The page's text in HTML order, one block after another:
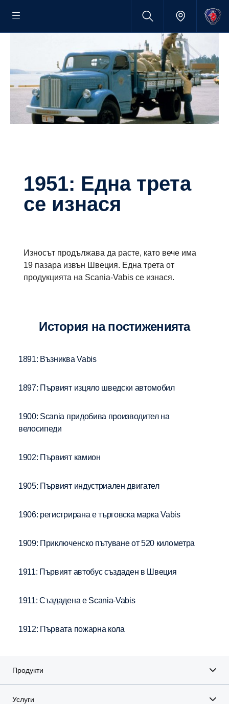
1951: Една трета
се изнася
Износът продължава да расте, като вече има
19 пазара извън Швеция. Една трета от
продукцията на Scania-Vabis се изнася.
История на постиженията
1891: Възниква Vabis
1897: Първият изцяло шведски автомобил
1900: Scania придобива производител на
велосипеди
1902: Първият камион
1905: Първият индустриален двигател
1906: регистрирана е търговска марка Vabis
1909: Приключенско пътуване от 520 километра
1911: Първият автобус създаден в Швеция
1911: Създадена е Scania-Vabis
1912: Първата пожарна кола
Продукти
Услуги